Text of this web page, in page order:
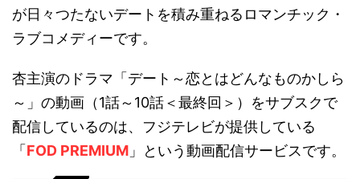
が日々つたないデートを積み重ねるロマンチック・
ラブコメディーです。
杏主演のドラマ「デート～恋とはどんなものかしら
～」の動画（1話～10話＜最終回＞）をサブスクで
配信しているのは、フジテレビが提供している
「 FOD PREMIUM 」という動画配信サービスです。